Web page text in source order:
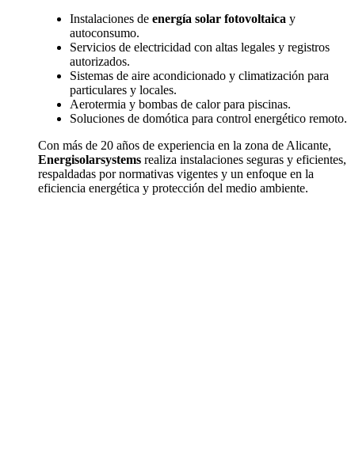
Instalaciones de energía solar fotovoltaica y
autoconsumo.
Servicios de electricidad con altas legales y registros
autorizados.
Sistemas de aire acondicionado y climatización para
particulares y locales.
Aerotermia y bombas de calor para piscinas.
Soluciones de domótica para control energético remoto.
Con más de 20 años de experiencia en la zona de Alicante,
Energisolarsystems realiza instalaciones seguras y eficientes,
respaldadas por normativas vigentes y un enfoque en la
eficiencia energética y protección del medio ambiente.